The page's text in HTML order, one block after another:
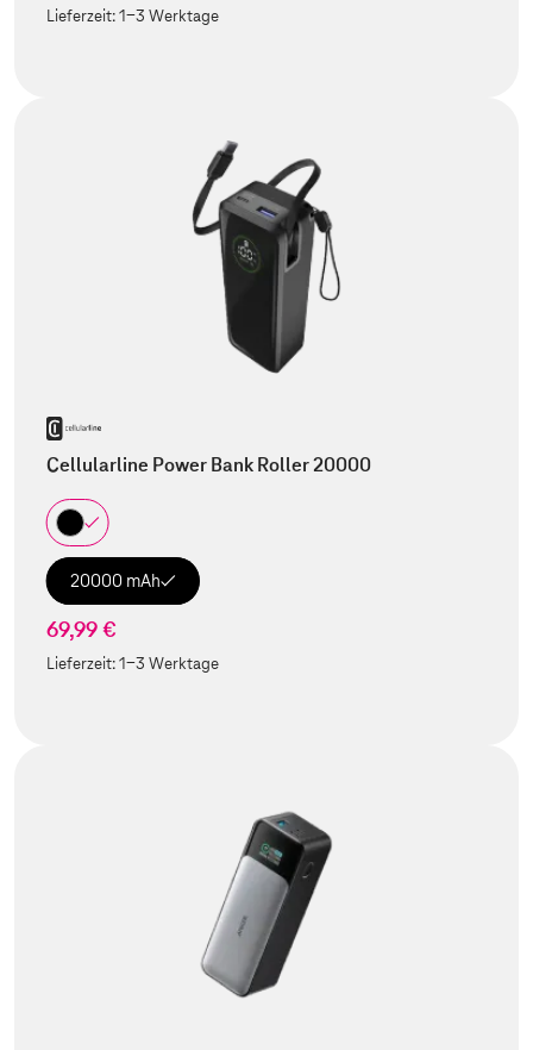
Lieferzeit:1-3 Werktage
Cellularline Power Bank Roller 20000
20000 mAh
69,99 €
Lieferzeit:1-3 Werktage